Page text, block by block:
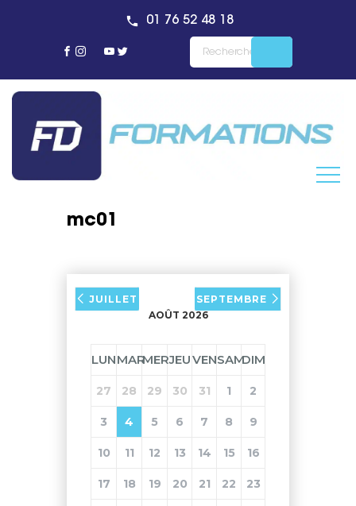
01 76 52 48 18
mc01
JUILLET
AOÛT 2026
SEPTEMBRE
LUNMARMERJEUVENSAMDIM
27 28 29 30 31 1 2
3 4 5 6 7 8 9
10 11 12 13 14 15 16
17 18 19 20 21 22 23